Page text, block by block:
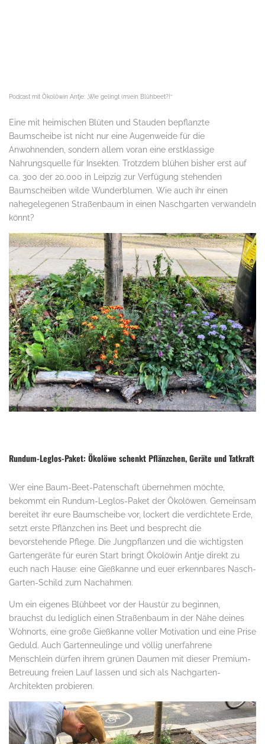
Podcast mit Ökolöwin Antje: „Wie gelingt (m)ein Blühbeet?!“
Eine mit heimischen Blüten und Stauden bepflanzte
Baumscheibe ist nicht nur eine Augenweide für die
Anwohnenden, sondern allem voran eine erstklassige
Nahrungsquelle für Insekten. Trotzdem blühen bisher erst auf
ca. 300 der 20.000 in Leipzig zur Verfügung stehenden
Baumscheiben wilde Wunderblumen. Wie auch ihr einen
nahegelegenen Straßenbaum in einen Naschgarten verwandeln
könnt?
Rundum-Leglos-Paket: Ökolöwe schenkt Pflänzchen, Geräte und Tatkraft
Wer eine Baum-Beet-Patenschaft übernehmen möchte,
bekommt ein Rundum-Leglos-Paket der Ökolöwen. Gemeinsam
bereitet ihr eure Baumscheibe vor, lockert die verdichtete Erde,
setzt erste Pflänzchen ins Beet und besprecht die
bevorstehende Pflege. Die Jungpflanzen und die wichtigsten
Gartengeräte für euren Start bringt Ökolöwin Antje direkt zu
euch nach Hause: eine Gießkanne und euer erkennbares Nasch-
Garten-Schild zum Nachahmen.
Um ein eigenes Blühbeet vor der Haustür zu beginnen,
brauchst du lediglich einen Straßenbaum in der Nähe deines
Wohnorts, eine große Gießkanne voller Motivation und eine Prise
Geduld. Auch Gartenneulinge und völlig unerfahrene
Menschlein dürfen ihrem grünen Daumen mit dieser Premium-
Betreuung freien Lauf lassen und sich als Nachgarten-
Architekten probieren.